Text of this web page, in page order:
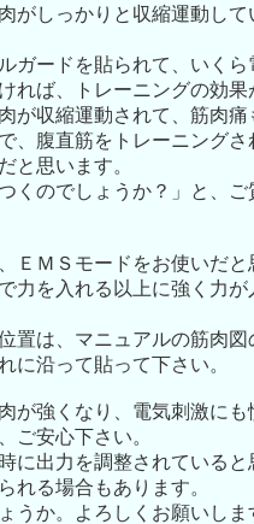
がしっかりと収縮運動し
ガードを貼られて、いく
れば、トレーニングの効
が収縮運動されて、筋肉
、腹直筋をトレーニング
と思います。
くのでしょうか？」と、
ＥＭＳモードをお使いだ
力を入れる以上に強く力
置は、マニュアルの筋肉
に沿って貼って下さい。
が強くなり、電気刺激に
ご安心下さい。
に出力を調整されている
れる場合もあります。
うか。よろしくお願いしま